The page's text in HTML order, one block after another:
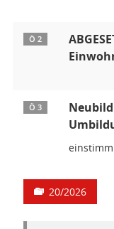
Ö 2
Ö 3
20/2026